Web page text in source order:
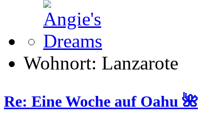
Wohnort: Lanzarote
Re: Eine Woche auf Oahu 🌺